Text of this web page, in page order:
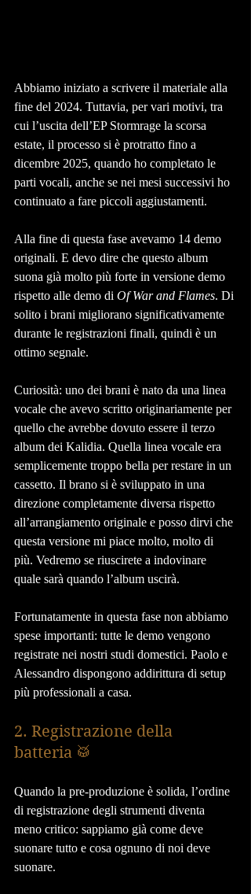
Abbiamo iniziato a scrivere il materiale alla
fine del 2024. Tuttavia, per vari motivi, tra
cui l’uscita dell’EP Stormrage la scorsa
estate, il processo si è protratto fino a
dicembre 2025, quando ho completato le
parti vocali, anche se nei mesi successivi ho
continuato a fare piccoli aggiustamenti.
Alla fine di questa fase avevamo 14 demo
originali. E devo dire che questo album
suona già molto più forte in versione demo
rispetto alle demo di Of War and Flames. Di
solito i brani migliorano significativamente
durante le registrazioni finali, quindi è un
ottimo segnale.
Curiosità: uno dei brani è nato da una linea
vocale che avevo scritto originariamente per
quello che avrebbe dovuto essere il terzo
album dei Kalidia. Quella linea vocale era
semplicemente troppo bella per restare in un
cassetto. Il brano si è sviluppato in una
direzione completamente diversa rispetto
all’arrangiamento originale e posso dirvi che
questa versione mi piace molto, molto di
più. Vedremo se riuscirete a indovinare
quale sarà quando l’album uscirà.
Fortunatamente in questa fase non abbiamo
spese importanti: tutte le demo vengono
registrate nei nostri studi domestici. Paolo e
Alessandro dispongono addirittura di setup
più professionali a casa.
2. Registrazione della
batteria 🥁
Quando la pre-produzione è solida, l’ordine
di registrazione degli strumenti diventa
meno critico: sappiamo già come deve
suonare tutto e cosa ognuno di noi deve
suonare.